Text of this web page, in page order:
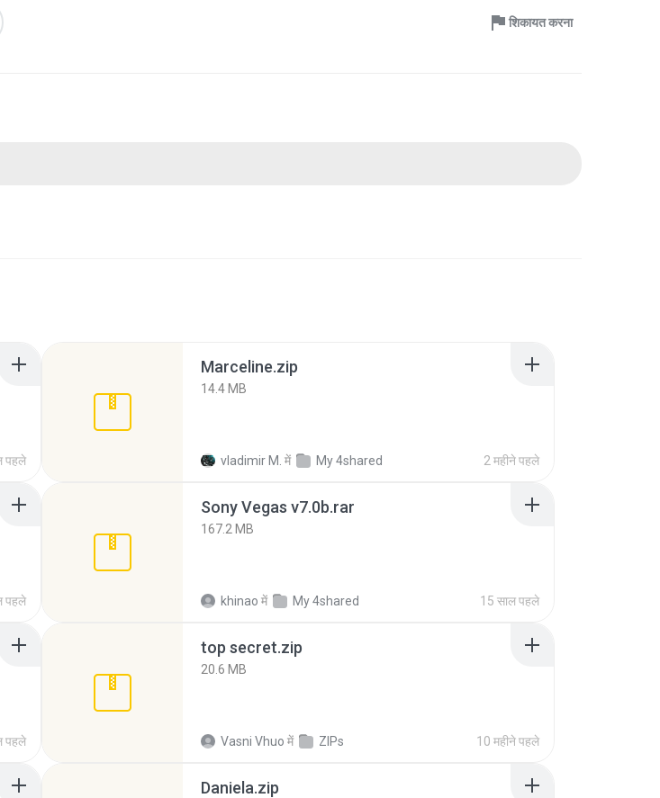
शिकायत करना
पहले
Marceline.zip
14.4 MB
vladimir M. में My 4shared 2 महीने पहले
पहले
Sony Vegas v7.0b.rar
167.2 MB
khinao में My 4shared 15 साल पहले
पहले
top secret.zip
20.6 MB
Vasni Vhuo में ZIPs 10 महीने पहले
Daniela.zip